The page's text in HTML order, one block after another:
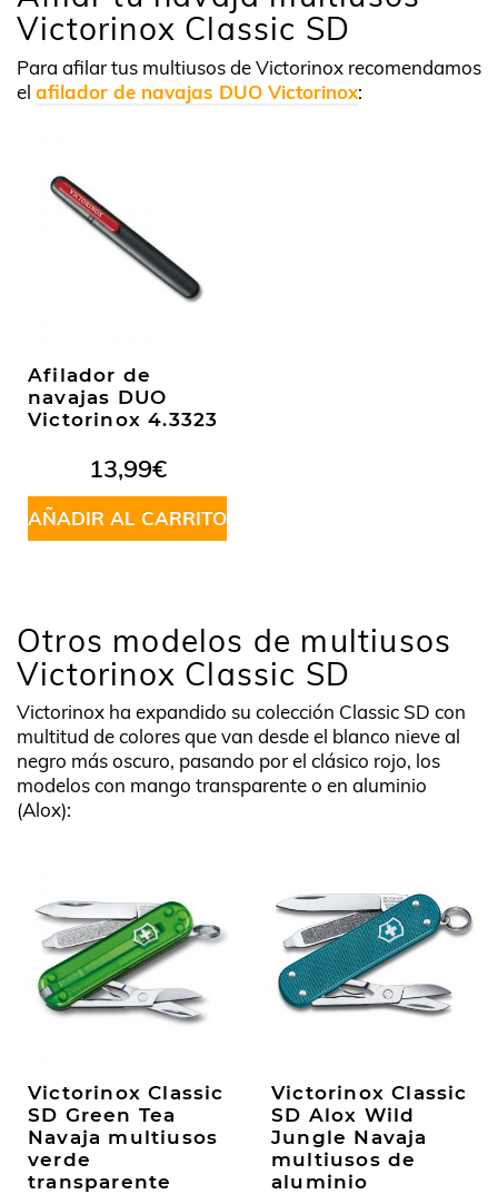
Victorinox Classic SD
Para afilar tus multiusos de Victorinox recomendamos
el afilador de navajas DUO Victorinox:
Afilador de
navajas DUO
Victorinox 4.3323
13,99€
AÑADIR AL CARRITO
Otros modelos de multiusos
Victorinox Classic SD
Victorinox ha expandido su colección Classic SD con
multitud de colores que van desde el blanco nieve al
negro más oscuro, pasando por el clásico rojo, los
modelos con mango transparente o en aluminio
(Alox):
Victorinox Classic
SD Green Tea
Navaja multiusos
verde
transparente
Victorinox Classic
SD Alox Wild
Jungle Navaja
multiusos de
aluminio